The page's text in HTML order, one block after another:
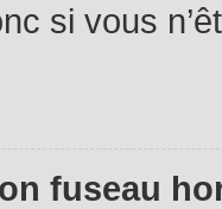
si vous
fuseau